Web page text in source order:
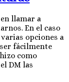
llamar a
En el caso
opciones a
fácilmente
como
DM las